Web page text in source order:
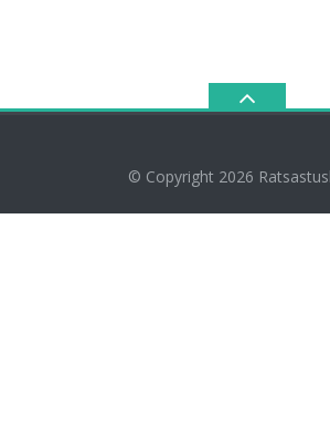
© Copyright 2026